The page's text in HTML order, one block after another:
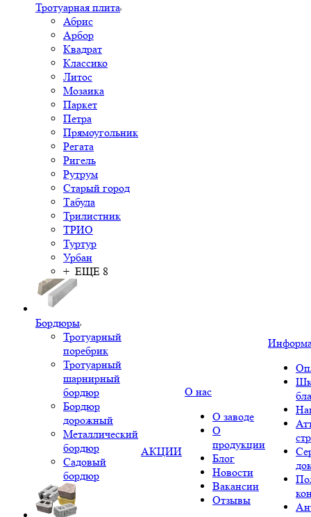
Тротуарная плита
Абрис
Арбор
Квадрат
Классико
Литос
Мозаика
Паркет
Петра
Прямоугольник
Регата
Ригель
Рутрум
Старый город
Табула
Трилистник
ТРИО
Туртур
Урбан
+ ЕЩЕ 8
Бордюры
Тротуарный
поребрик
Тротуарный
шарнирный
бордюр
Бордюр
дорожный
Металлический
бордюр
Садовый
бордюр
АКЦИИ
О нас
О заводе
О
продукции
Блог
Новости
Вакансии
Отзывы